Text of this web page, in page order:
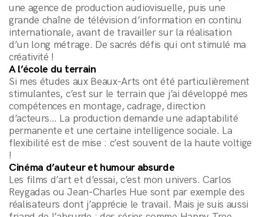
une agence de production audiovisuelle, puis une
grande chaîne de télévision d’information en continu
internationale, avant de travailler sur la réalisation
d’un long métrage. De sacrés défis qui ont stimulé ma
créativité !
A l’école du terrain
Si mes études aux Beaux-Arts ont été particulièrement
stimulantes, c’est sur le terrain que j’ai développé mes
compétences en montage, cadrage, direction
d’acteurs… La production demande une adaptabilité
permanente et une certaine intelligence sociale. La
flexibilité est de mise : c’est souvent de la haute voltige
!
Cinéma d’auteur et humour absurde
Les films d’art et d’essai, c’est mon univers. Carlos
Reygadas ou Jean-Charles Hue sont par exemple des
réalisateurs dont j’apprécie le travail. Mais je suis aussi